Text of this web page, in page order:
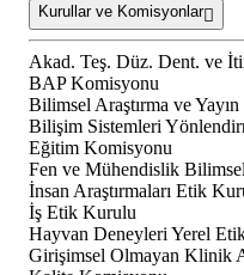
Kurullar ve Komisyonlar
Akad. Teş. Düz. Dent. ve
BAP Komisyonu
Bilimsel Araştırma ve
Bilişim Sistemleri
Eğitim Komisyonu
Fen ve Mühendislik
İnsan Araştırmaları Etik
İş Etik Kurulu
Hayvan Deneyleri Yerel
Girişimsel Olmayan Klinik